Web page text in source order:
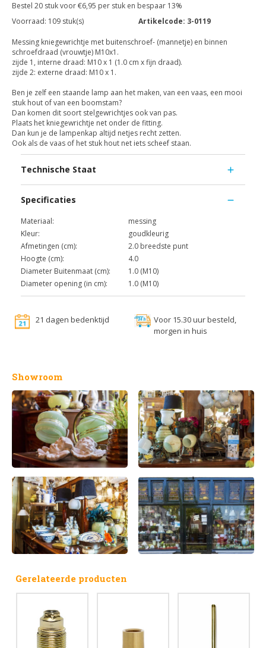
Bestel 20 stuk voor €6,95 per stuk en bespaar 13%
Voorraad: 109 stuk(s) Artikelcode: 3-0119
Messing kniegewrichtje met buitenschroef- (mannetje) en binnen
schroefdraad (vrouwtje) M10x1.
zijde 1, interne draad: M10 x 1 (1.0 cm x fijn draad).
zijde 2: externe draad: M10 x 1.
Ben je zelf een staande lamp aan het maken, van een vaas, een mooi
stuk hout of van een boomstam?
Dan komen dit soort stelgewrichtjes ook van pas.
Plaats het kniegewrichtje net onder de fitting.
Dan kun je de lampenkap altijd netjes recht zetten.
Ook als de vaas of het stuk hout net iets scheef staan.
Technische Staat
Specificaties
Materiaal:
messing
Kleur:
goudkleurig
Afmetingen (cm):
2.0 breedste punt
Hoogte (cm):
4.0
Diameter Buitenmaat (cm):
1.0 (M10)
Diameter opening (in cm):
1.0 (M10)
21 dagen bedenktijd
Voor 15.30 uur besteld,
morgen in huis
Showroom
Gerelateerde producten